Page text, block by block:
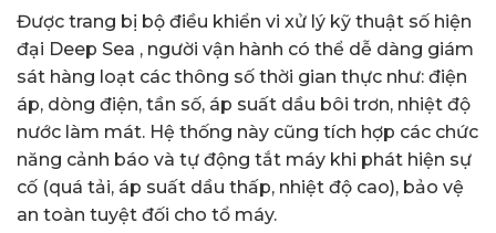
Được trang bị bộ điều khiển vi xử lý kỹ thuật số hiện
đại Deep Sea , người vận hành có thể dễ dàng giám
sát hàng loạt các thông số thời gian thực như: điện
áp, dòng điện, tần số, áp suất dầu bôi trơn, nhiệt độ
nước làm mát. Hệ thống này cũng tích hợp các chức
năng cảnh báo và tự động tắt máy khi phát hiện sự
cố (quá tải, áp suất dầu thấp, nhiệt độ cao), bảo vệ
an toàn tuyệt đối cho tổ máy.